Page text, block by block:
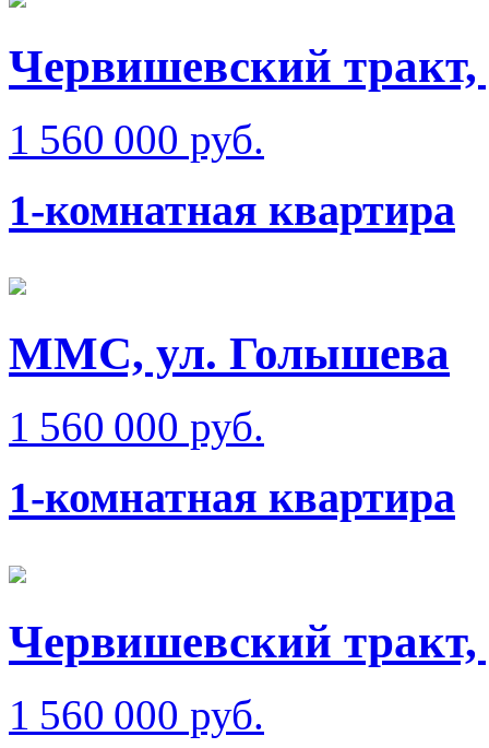
Червишевский
1 560 000 руб.
1-комнатная квартира
ММС, ул. Голышева
1 560 000 руб.
1-комнатная квартира
Червишевский
1 560 000 руб.